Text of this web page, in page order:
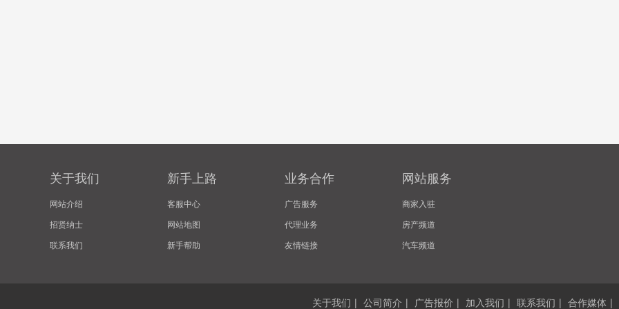
关于我们
网站介绍
招贤纳士
联系我们
新手上路
客服中心
网站地图
新手帮助
业务合作
广告服务
代理业务
友情链接
网站服务
商家入驻
房产频道
汽车频道
关于我们 | 公司简介 | 广告报价 | 加入我们 | 联系我们 | 合作媒体 |